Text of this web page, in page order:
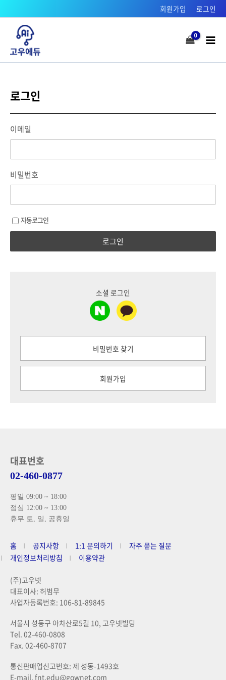
건너뛰기
회원가입 로그인
로그인
이메일
비밀번호
자동로그인
로그인
소셜 로그인
비밀번호 찾기
회원가입
대표번호
02-460-0877
평일 09:00 ~ 18:00
점심 12:00 ~ 13:00
휴무 토, 일, 공휴일
홈 공지사항 1:1 문의하기
자주 묻는 질문
개인정보처리방침
이용약관
(주)고우넷
대표이사: 허범무
사업자등록번호: 106-81-89845
서울시 성동구 아차산로5길 10, 고우넷빌딩
Tel. 02-460-0808
Fax. 02-460-8707
통신판매업신고번호: 제 성동-1493호
E-mail. fnt.edu@gownet.com